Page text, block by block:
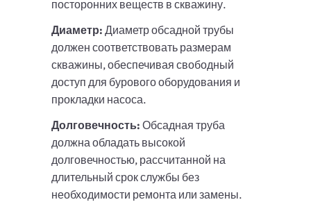
посторонних веществ в скважину.
Диаметр: Диаметр обсадной трубы
должен соответствовать размерам
скважины, обеспечивая свободный
доступ для бурового оборудования и
прокладки насоса.
Долговечность: Обсадная труба
должна обладать высокой
долговечностью, рассчитанной на
длительный срок службы без
необходимости ремонта или замены.